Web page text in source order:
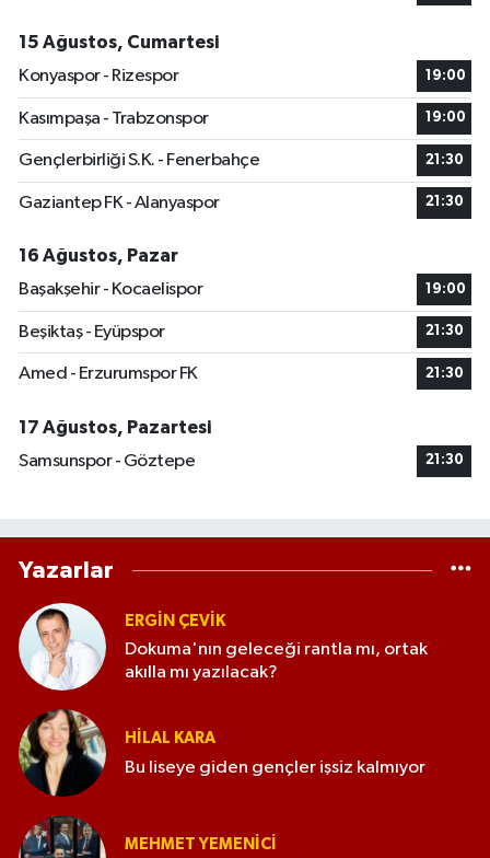
15 Ağustos, Cumartesi
Konyaspor - Rizespor
19:00
Kasımpaşa - Trabzonspor 19:00
Gençlerbirliği S.K. - Fenerbahçe 21:30
Gaziantep FK - Alanyaspor 21:30
16 Ağustos, Pazar
Başakşehir - Kocaelispor
19:00
Beşiktaş - Eyüpspor 21:30
Amed - Erzurumspor FK 21:30
17 Ağustos, Pazartesi
Samsunspor - Göztepe
21:30
Yazarlar
ERGIN ÇEVİK
Dokuma'nın geleceği rantla mı, ortak
akılla mı yazılacak?
HILAL KARA
Bu liseye giden gençler işsiz kalmıyor
MEHMET YEMENICI